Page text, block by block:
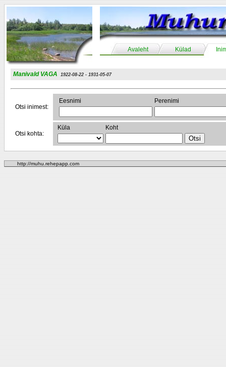
Avaleht Külad
Manivald VAGA 1922-08-22 - 1931-05-07
Otsi inimest:
Eesnimi Perenimi
Otsi kohta:
Küla Koht
http://muhu.rehepapp.com